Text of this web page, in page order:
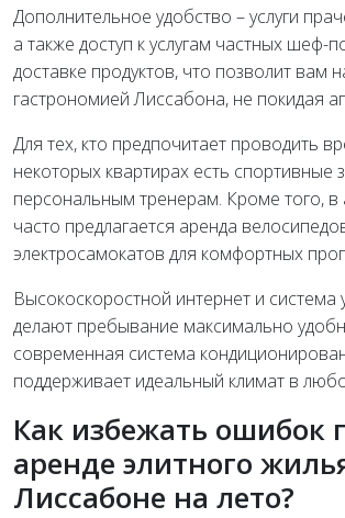
Дополнительное удобство – услуги
а также доступ к услугам частных шеф-
доставке продуктов, что позволит вам
гастрономией Лиссабона, не покидая
Для тех, кто предпочитает проводить
некоторых квартирах есть спортивные
персональным тренерам. Кроме того, в
часто предлагается аренда
электросамокатов для комфортных
Высокоскоростной интернет и система
делают пребывание максимально
современная система
поддерживает идеальный климат в
Как избежать ошибок
аренде элитного
Лиссабоне на лето?